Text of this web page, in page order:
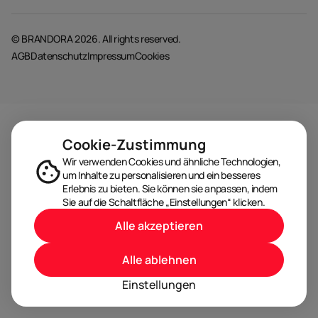
© BRANDORA 2026. All rights reserved.
AGBDatenschutzImpressumCookies
Cookie-Zustimmung
Wir verwenden Cookies und ähnliche Technologien,
um Inhalte zu personalisieren und ein besseres
Erlebnis zu bieten. Sie können sie anpassen, indem
Sie auf die Schaltfläche „Einstellungen“ klicken.
Einstellungen
Alle ablehnen
Alle akzeptieren